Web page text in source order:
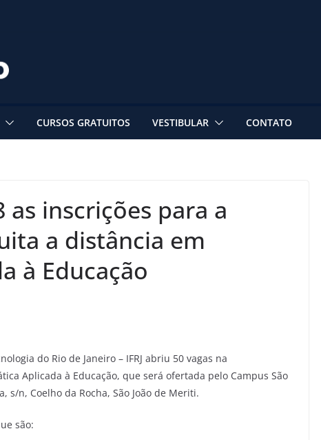
CURSOS GRATUITOS VESTIBULAR CONTATO
as inscrições para a
a distância em
à Educação
do Rio de Janeiro – IFRJ abriu 50 vagas na
Aplicada à Educação, que será ofertada pelo Campus São
s/n, Coelho da Rocha, São João de Meriti.
são: